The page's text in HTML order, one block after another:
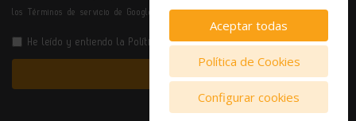
los Términos de servicio de Google.
He leído y entiendo la Política de Privacidad
Enviar
Aceptar todas
Política de Cookies
Configurar cookies